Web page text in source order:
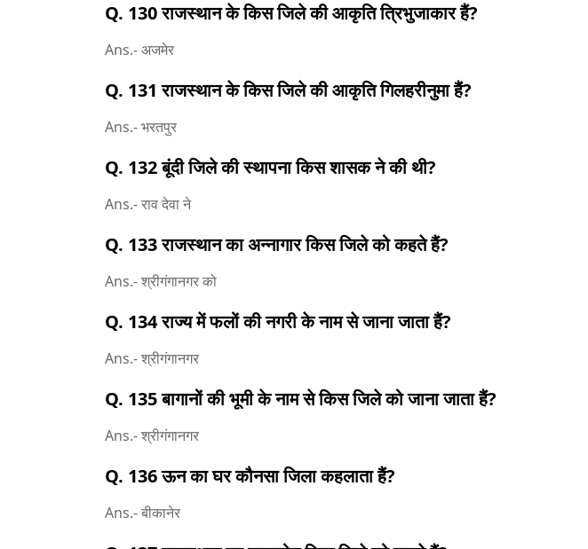
Q. 130 राजस्थान के किस जिले की आकृति त्रिभुजाकार हैं?
Ans.- अजमेर
Q. 131 राजस्थान के किस जिले की आकृति गिलहरीनुमा हैं?
Ans.- भरतपुर
Q. 132 बूंदी जिले की स्थापना किस शासक ने की थी?
Ans.- राव देवा ने
Q. 133 राजस्थान का अन्नागार किस जिले को कहते हैं?
Ans.- श्रीगंगानगर को
Q. 134 राज्य में फलों की नगरी के नाम से जाना जाता हैं?
Ans.- श्रीगंगानगर
Q. 135 बागानों की भूमी के नाम से किस जिले को जाना जाता हैं?
Ans.- श्रीगंगानगर
Q. 136 ऊन का घर कौनसा जिला कहलाता हैं?
Ans.- बीकानेर